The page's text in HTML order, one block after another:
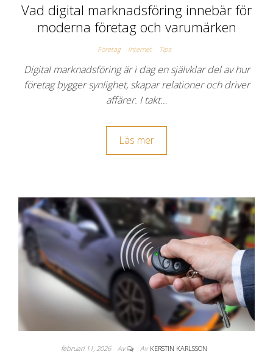
Vad digital marknadsföring innebär för
moderna företag och varumärken
Företag Internet Tips
Digital marknadsföring är i dag en självklar del av hur
företag bygger synlighet, skapar relationer och driver
affärer. I takt…
Läs mer
februari 11, 2026 Av Av KERSTIN KARLSSON